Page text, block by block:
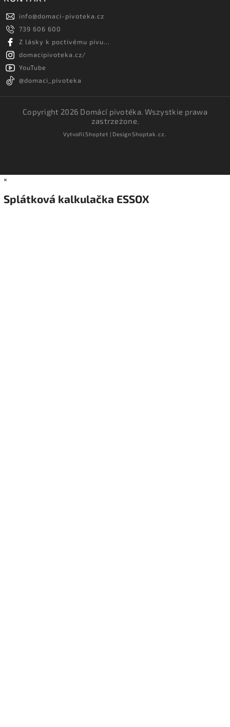
info@domaci-pivoteka.cz
739 606 600
Z lásky k poctivému pivu...
domacipivoteka.cz/
YouTube
@domaci_pivoteka
Copyright 2026 Domácí pivotéka. Wszystkie prawa
zastrzeżone.
VytvořilShoptet | DesignShoptak.cz.
×
Splátková kalkulačka ESSOX